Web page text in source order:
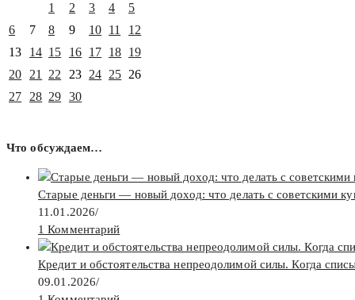
1
2 3 4
5
6
7 8 9 10 11
12
13
14 15 16 17 18 19
20
21 22 23 24 25 26
27
28 29 30
Что обсуждаем…
Старые деньги — новый доход: что делать с советскими
11.01.2026/
1 Комментарий
Кредит и обстоятельства непреодолимой силы. Когда
09.01.2026/